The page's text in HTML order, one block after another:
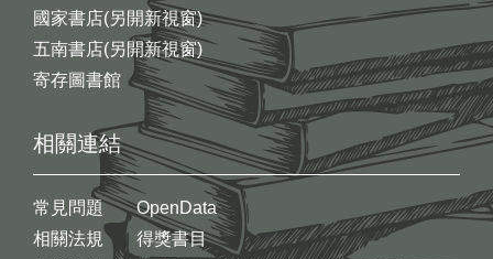
國家書店(另開新視窗)
五南書店(另開新視窗)
寄存圖書館
相關連結
常見問題
相關法規
OpenData
得獎書目